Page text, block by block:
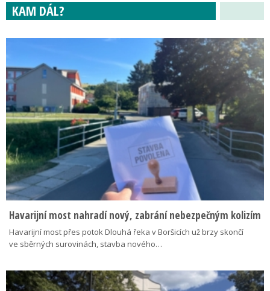
KAM DÁL?
Havarijní most nahradí nový, zabrání nebezpečným kolizím
Havarijní most přes potok Dlouhá řeka v Boršicích už brzy skončí
ve sběrných surovinách, stavba nového…